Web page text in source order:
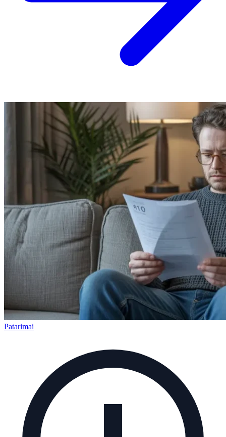
Patarimai